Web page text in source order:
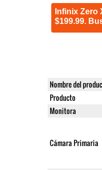
Infinix Zero
$199.99.
Nombre del
Producto
Monitora
Cámara Primaria